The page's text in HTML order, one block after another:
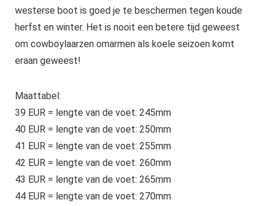
westerse boot is goed je te beschermen tegen koude
herfst en winter. Het is nooit een betere tijd geweest
om cowboylaarzen omarmen als koele seizoen komt
eraan geweest!
Maattabel:
39 EUR = lengte van de voet: 245mm
40 EUR = lengte van de voet: 250mm
41 EUR = lengte van de voet: 255mm
42 EUR = lengte van de voet: 260mm
43 EUR = lengte van de voet: 265mm
44 EUR = lengte van de voet: 270mm